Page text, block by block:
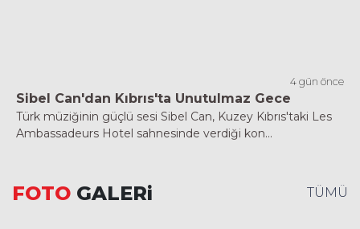
4 gün önce
Sibel Can'dan Kıbrıs'ta Unutulmaz Gece
Türk müziğinin güçlü sesi Sibel Can, Kuzey Kıbrıs'taki Les
Ambassadeurs Hotel sahnesinde verdiği kon...
FOTO GALERi TÜMÜ